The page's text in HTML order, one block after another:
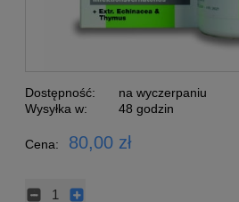
Dostępność:
na wyczerpaniu
Wysyłka w:
48 godzin
Cena: 80,00 zł